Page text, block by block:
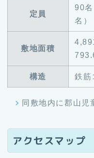
定員
90
名）
敷地面積
構造 鉄筋
同敷地内に郡山児
アクセスマップ